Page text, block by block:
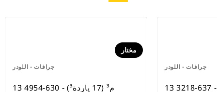
جرافات - اللودر
مختار
13 م³ (17 ياردة³) - 630-4954
جرافات - اللودر